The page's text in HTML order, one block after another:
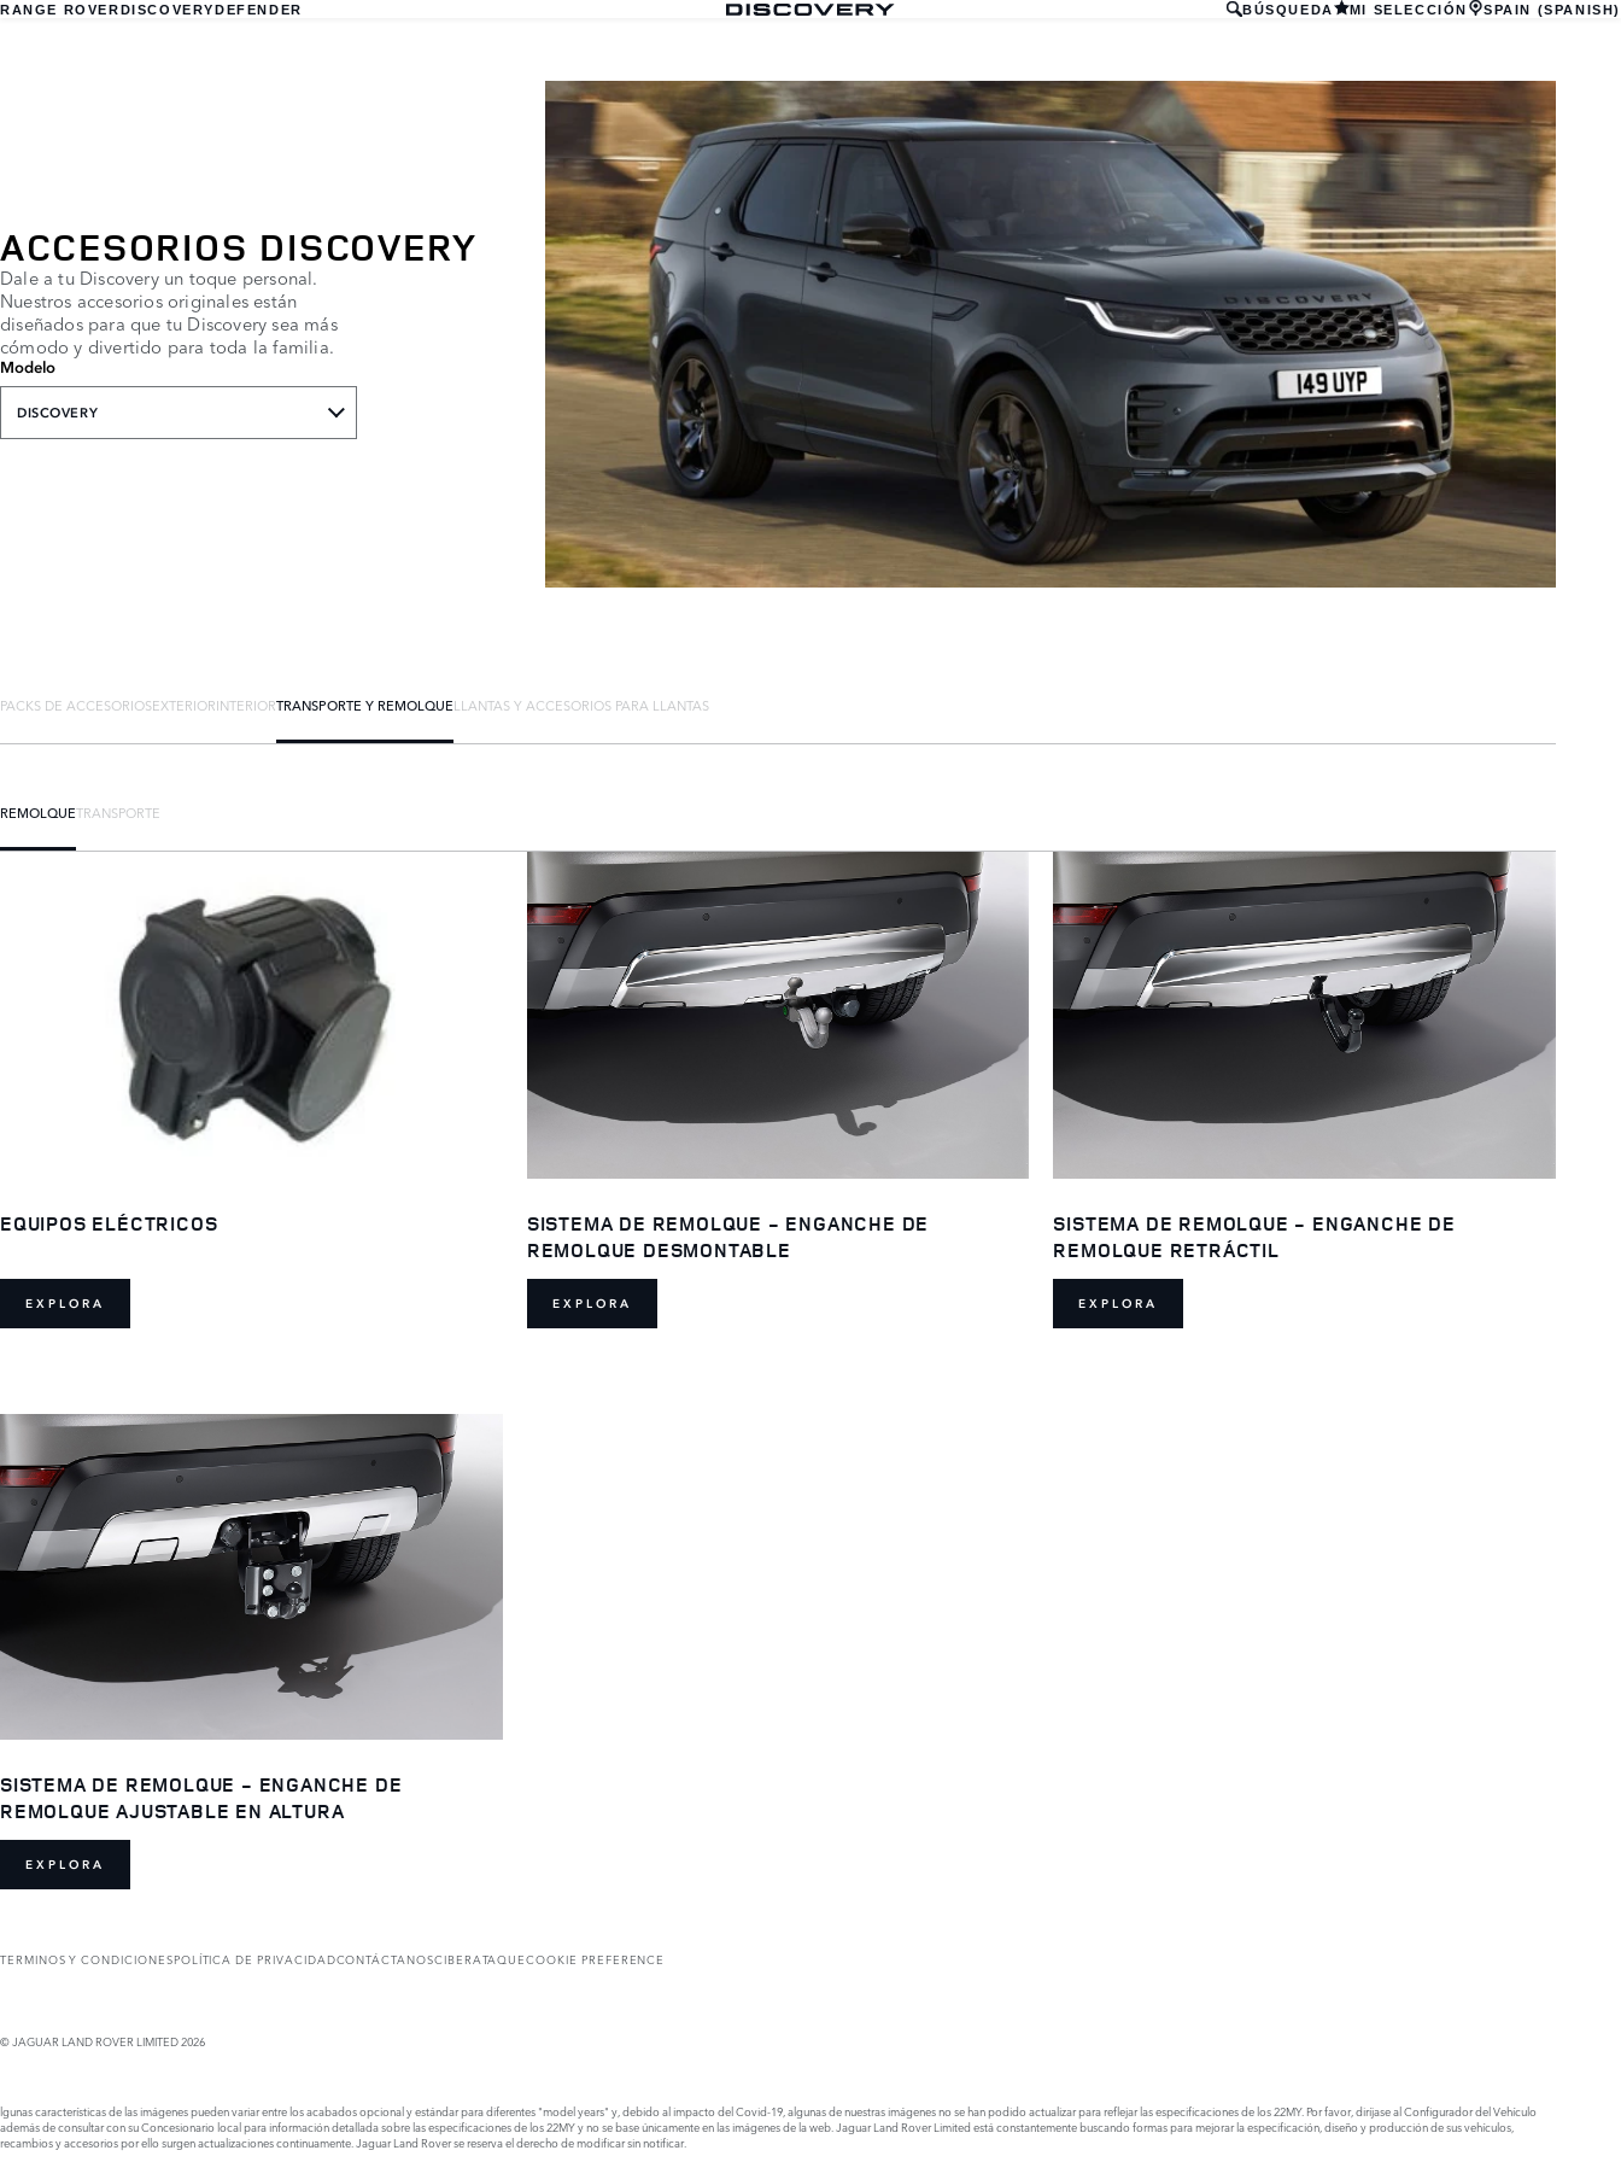
RANGE ROVERDISCOVERYDEFENDER BÚSQUEDA MI SELECCIÓN SPAIN (SPANISH)
ACCESORIOS DISCOVERY
Dale a tu Discovery un toque personal.
Nuestros accesorios originales están
diseñados para que tu Discovery sea más
cómodo y divertido para toda la familia.
Modelo
DISCOVERY
PACKS DE ACCESORIOSEXTERIORINTERIORTRANSPORTE Y REMOLQUELLANTAS Y ACCESORIOS PARA LLANTAS
REMOLQUETRANSPORTE
EQUIPOS ELÉCTRICOS
EXPLORA
SISTEMA DE REMOLQUE - ENGANCHE DE
REMOLQUE DESMONTABLE
EXPLORA
SISTEMA DE REMOLQUE - ENGANCHE DE
REMOLQUE RETRÁCTIL
EXPLORA
SISTEMA DE REMOLQUE - ENGANCHE DE
REMOLQUE AJUSTABLE EN ALTURA
EXPLORA
TERMINOS Y CONDICIONESPOLÍTICA DE PRIVACIDADCONTÁCTANOSCIBERATAQUECOOKIE PREFERENCE
© JAGUAR LAND ROVER LIMITED 2026
lgunas características de las imágenes pueden variar entre los acabados opcional y estándar para diferentes "model years" y, debido al impacto del Covid-19, algunas de nuestras imágenes no se han podido actualizar para reflejar las especificaciones de los 22MY. Por favor, diríjase al Configurador del Vehículo
además de consultar con su Concesionario local para información detallada sobre las especificaciones de los 22MY y no se base únicamente en las imágenes de la web. Jaguar Land Rover Limited está constantemente buscando formas para mejorar la especificación, diseño y producción de sus vehículos,
recambios y accesorios por ello surgen actualizaciones continuamente. Jaguar Land Rover se reserva el derecho de modificar sin notificar.